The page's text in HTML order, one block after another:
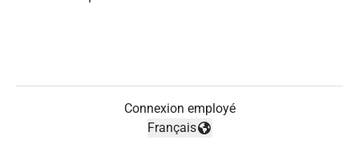
Connexion employé
Changer la langue
Français